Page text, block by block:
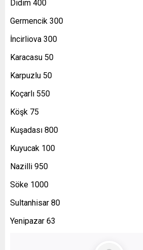
Didim 400
Germencik 300
İncirliova 300
Karacasu 50
Karpuzlu 50
Koçarlı 550
Köşk 75
Kuşadası 800
Kuyucak 100
Nazilli 950
Söke 1000
Sultanhisar 80
Yenipazar 63